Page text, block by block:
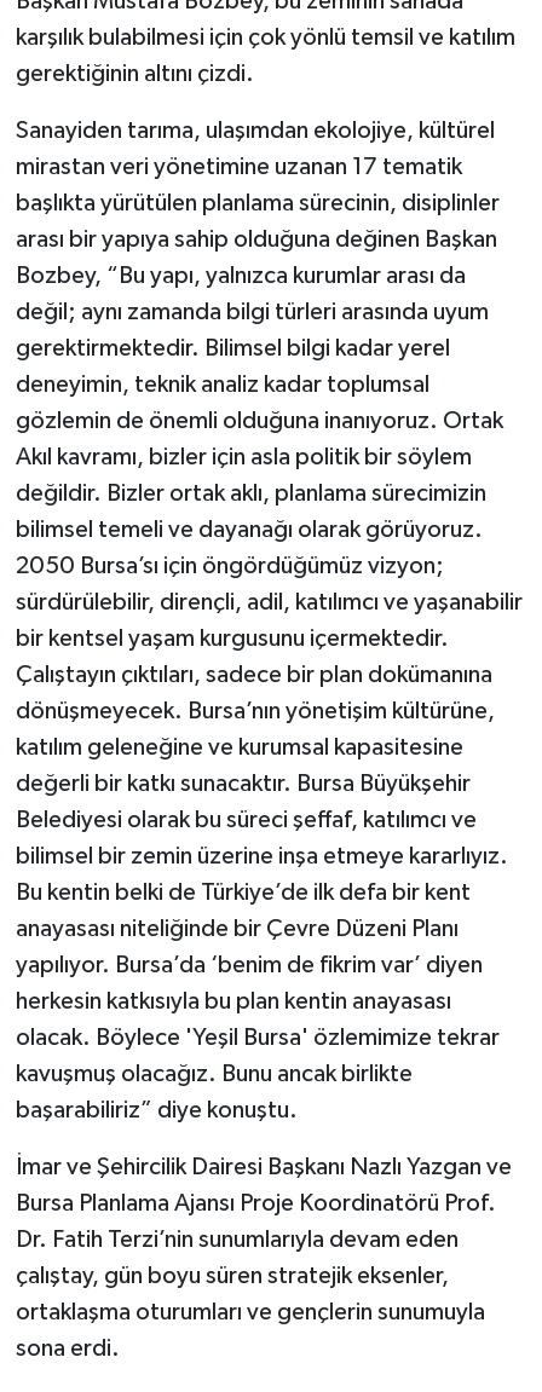
karşılık bulabilmesi için çok yönlü temsil ve katılım
gerektiğinin altını çizdi.
Sanayiden tarıma, ulaşımdan ekolojiye, kültürel
mirastan veri yönetimine uzanan 17 tematik
başlıkta yürütülen planlama sürecinin, disiplinler
arası bir yapıya sahip olduğuna değinen Başkan
Bozbey, “Bu yapı, yalnızca kurumlar arası da
değil; aynı zamanda bilgi türleri arasında uyum
gerektirmektedir. Bilimsel bilgi kadar yerel
deneyimin, teknik analiz kadar toplumsal
gözlemin de önemli olduğuna inanıyoruz. Ortak
Akıl kavramı, bizler için asla politik bir söylem
değildir. Bizler ortak aklı, planlama sürecimizin
bilimsel temeli ve dayanağı olarak görüyoruz.
2050 Bursa’sı için öngördüğümüz vizyon;
sürdürülebilir, dirençli, adil, katılımcı ve yaşanabilir
bir kentsel yaşam kurgusunu içermektedir.
Çalıştayın çıktıları, sadece bir plan dokümanına
dönüşmeyecek. Bursa’nın yönetişim kültürüne,
katılım geleneğine ve kurumsal kapasitesine
değerli bir katkı sunacaktır. Bursa Büyükşehir
Belediyesi olarak bu süreci şeffaf, katılımcı ve
bilimsel bir zemin üzerine inşa etmeye kararlıyız.
Bu kentin belki de Türkiye’de ilk defa bir kent
anayasası niteliğinde bir Çevre Düzeni Planı
yapılıyor. Bursa’da ‘benim de fikrim var’ diyen
herkesin katkısıyla bu plan kentin anayasası
olacak. Böylece 'Yeşil Bursa' özlemimize tekrar
kavuşmuş olacağız. Bunu ancak birlikte
başarabiliriz” diye konuştu.
İmar ve Şehircilik Dairesi Başkanı Nazlı Yazgan ve
Bursa Planlama Ajansı Proje Koordinatörü Prof.
Dr. Fatih Terzi’nin sunumlarıyla devam eden
çalıştay, gün boyu süren stratejik eksenler,
ortaklaşma oturumları ve gençlerin sunumuyla
sona erdi.